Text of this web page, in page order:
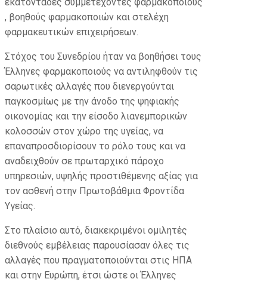
εκατοντάδες συμμετέχοντες φαρμακοποιούς
, βοηθούς φαρμακοποιών και στελέχη
φαρμακευτικών επιχειρήσεων.
Στόχος του Συνεδρίου ήταν να βοηθήσει τους
Έλληνες φαρμακοποιούς να αντιληφθούν τις
σαρωτικές αλλαγές που διενεργούνται
παγκοσμίως με την άνοδο της ψηφιακής
οικονομίας και την είσοδο λιανεμπορικών
κολοσσών στον χώρο της υγείας, να
επαναπροσδιορίσουν το ρόλο τους και να
αναδειχθούν σε πρωταρχικό πάροχο
υπηρεσιών, υψηλής προστιθέμενης αξίας για
τον ασθενή στην Πρωτοβάθμια Φροντίδα
Υγείας.
Στο πλαίσιο αυτό, διακεκριμένοι ομιλητές
διεθνούς εμβέλειας παρουσίασαν όλες τις
αλλαγές που πραγματοποιούνται στις ΗΠΑ
και στην Ευρώπη, έτσι ώστε οι Έλληνες